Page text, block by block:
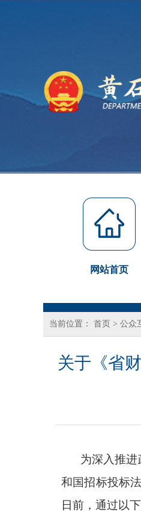
网站首页
当前位置： 首页 > 公众
关于《省
为深入推
和国招标投标
日前，通过以